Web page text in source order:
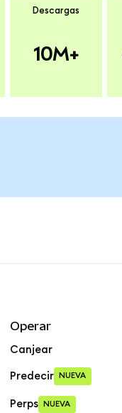
Descargas
10M+
Operar
Canjear
Predecir NUEVA
Perps NUEVA